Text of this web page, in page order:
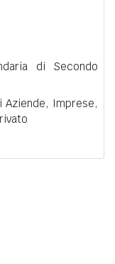
di Secondo
Aziende, Imprese,